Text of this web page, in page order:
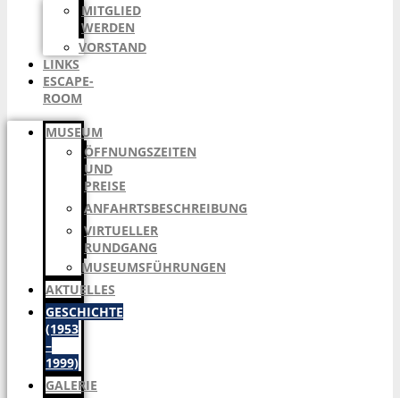
MITGLIED
WERDEN
VORSTAND
LINKS
ESCAPE-
ROOM
MUSEUM
ÖFFNUNGSZEITEN
UND
PREISE
ANFAHRTSBESCHREIBUNG
VIRTUELLER
RUNDGANG
MUSEUMSFÜHRUNGEN
AKTUELLES
GESCHICHTE
(1953
–
1999)
GALERIE